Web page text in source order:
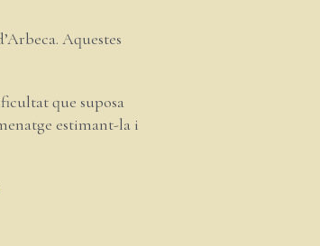
Aquestes
que suposa
estimant-la i